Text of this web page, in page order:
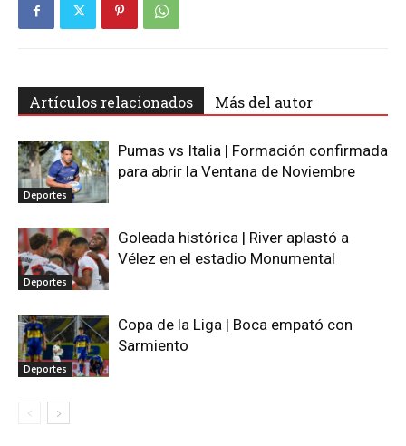
Artículos relacionados Más del autor
Deportes
Pumas vs Italia | Formación confirmada
para abrir la Ventana de Noviembre
Deportes
Goleada histórica | River aplastó a
Vélez en el estadio Monumental
Deportes
Copa de la Liga | Boca empató con
Sarmiento